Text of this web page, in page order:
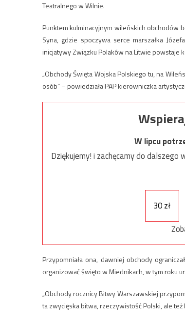
Teatralnego w Wilnie.
Punktem kulminacyjnym wileńskich obchodów
Syna, gdzie spoczywa serce marszałka
inicjatywy Związku Polaków na Litwie powstaje
„Obchody Święta Wojska Polskiego tu, na
osób” – powiedziała PAP kierowniczka
W lipcu
Dziękujemy! i zachęcamy do dalszego
30 zł
Przypomniała ona, dawniej obchody
organizować święto w Miednikach, w tym roku
„Obchody rocznicy Bitwy Warszawskiej
ta zwycięska bitwa, rzeczywistość Polski, ale też